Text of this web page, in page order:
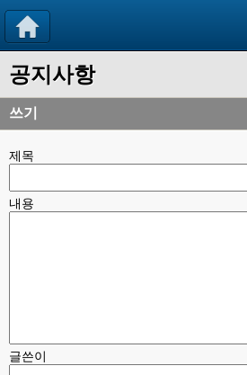
공지사항
쓰기
제목
내용
글쓴이